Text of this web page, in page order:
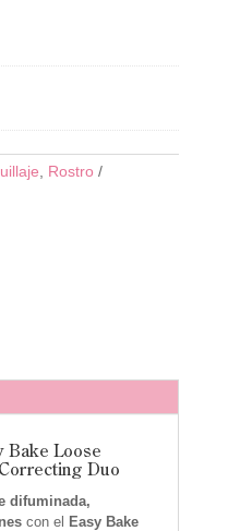
Rostro
Bake Loose
Duo
difuminada,
con el Easy Bake